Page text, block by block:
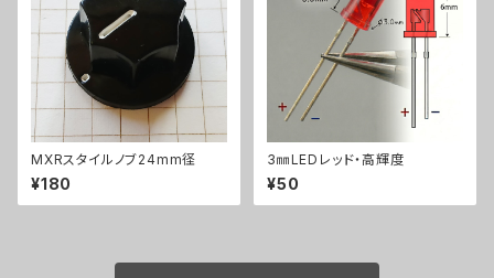
MXRスタイルノブ24mm径
¥180
3㎜LEDレッド・高輝度
¥50